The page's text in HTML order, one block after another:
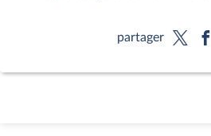
partager